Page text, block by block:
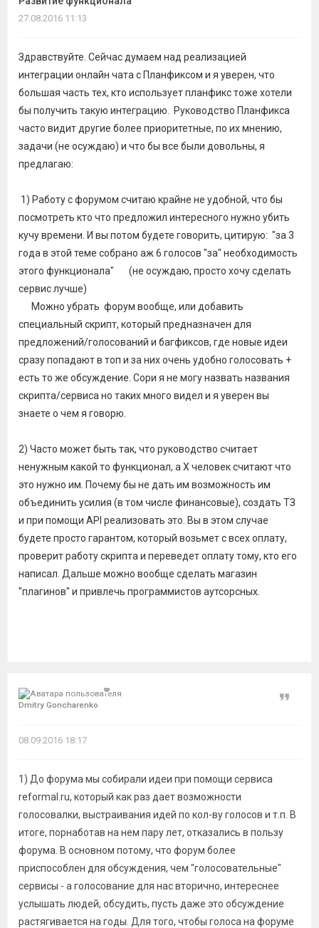
темы
27.08.2016 11:13
Здравствуйте. Сейчас думаем над реализацией
интеграции онлайн чата с Планфиксом и я уверен, что
большая часть тех, кто использует планфикс тоже хотели
бы получить такую интеграцию. Руководство Планфикса
часто видит другие более приоритетные, по их мнению,
задачи (не осуждаю) и что бы все были довольны, я
предлагаю:
1) Работу с форумом считаю крайне не удобной, что бы
посмотреть кто что предложил интересного нужно убить
кучу времени. И вы потом будете говорить, цитирую: "за 3
года в этой теме собрано аж 6 голосов "за" необходимость
этого функционала" (не осуждаю, просто хочу сделать
сервис лучше)
Можно убрать форум вообще, или добавить
специальный скрипт, который предназначен для
предложений/голосований и багфиксов, где новые идеи
сразу попадают в топ и за них очень удобно голосовать +
есть то же обсуждение. Сори я не могу назвать названия
скрипта/сервиса но таких много видел и я уверен вы
знаете о чем я говорю.
2) Часто может быть так, что руководство считает
ненужным какой то функционал, а Х человек считают что
это нужно им. Почему бы не дать им возможность им
объединить усилия (в том числе финансовые), создать ТЗ
и при помощи API реализовать это. Вы в этом случае
будете просто гарантом, который возьмет с всех оплату,
проверит работу скрипта и переведет оплату тому, кто его
написал. Дальше можно вообще сделать магазин
"плагинов" и привлечь программистов аутсорсных.
Dmitry Goncharenko
Цитата
08.09.2016 18:17
1) До форума мы собирали идеи при помощи сервиса
reformal.ru, который как раз дает возможности
голосовалки, выстраивания идей по кол-ву голосов и т.п. В
итоге, порнаботав на нем пару лет, отказались в пользу
форума. В основном потому, что форум более
приспособлен для обсуждения, чем "голосовательные"
сервисы - а голосование для нас вторично, интереснее
услышать людей, обсудить, пусть даже это обсуждение
растягивается на годы. Для того, чтобы голоса на форуме